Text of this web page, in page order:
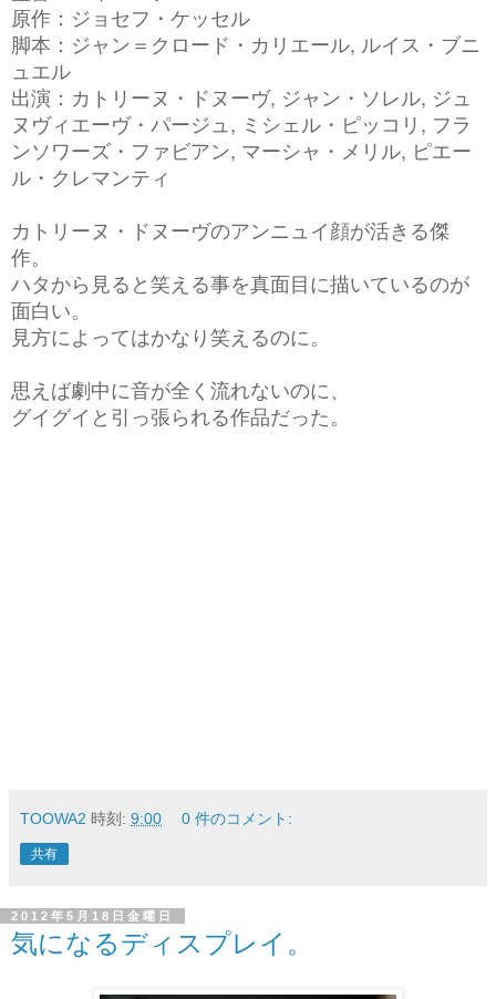
原作：ジョセフ・ケッセル
脚本：ジャン＝クロード・カリエール, ルイス・ブニ
ュエル
出演：カトリーヌ・ドヌーヴ, ジャン・ソレル, ジュ
ヌヴィエーヴ・パージュ, ミシェル・ピッコリ, フラ
ンソワーズ・ファビアン, マーシャ・メリル, ピエー
ル・クレマンティ
カトリーヌ・ドヌーヴのアンニュイ顔が活きる傑
作。
ハタから見ると笑える事を真面目に描いているのが
面白い。
見方によってはかなり笑えるのに。
思えば劇中に音が全く流れないのに、
グイグイと引っ張られる作品だった。
TOOWA2 時刻: 9:00 0 件のコメント:
共有
2012年5月18日金曜日
気になるディスプレイ。